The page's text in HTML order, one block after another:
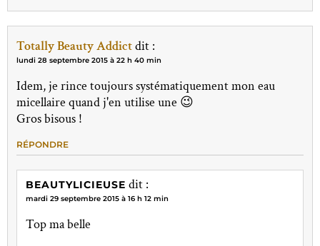
Totally Beauty Addictdit :
lundi 28 septembre 2015 à 22 h 40 min
Idem, je rince toujours systématiquement mon eau
micellaire quand j'en utilise une 😉
Gros bisous !
RÉPONDRE
BEAUTYLICIEUSE dit :
mardi 29 septembre 2015 à 16 h 12 min
Top ma belle